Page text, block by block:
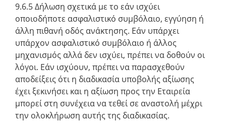
9.6.5 Δήλωση σχετικά με το εάν ισχύει
οποιοδήποτε ασφαλιστικό συμβόλαιο, εγγύηση ή
άλλη πιθανή οδός ανάκτησης. Εάν υπάρχει
υπάρχον ασφαλιστικό συμβόλαιο ή άλλος
μηχανισμός αλλά δεν ισχύει, πρέπει να δοθούν οι
λόγοι. Εάν ισχύουν, πρέπει να παρασχεθούν
αποδείξεις ότι η διαδικασία υποβολής αξίωσης
έχει ξεκινήσει και η αξίωση προς την Εταιρεία
μπορεί στη συνέχεια να τεθεί σε αναστολή μέχρι
την ολοκλήρωση αυτής της διαδικασίας.